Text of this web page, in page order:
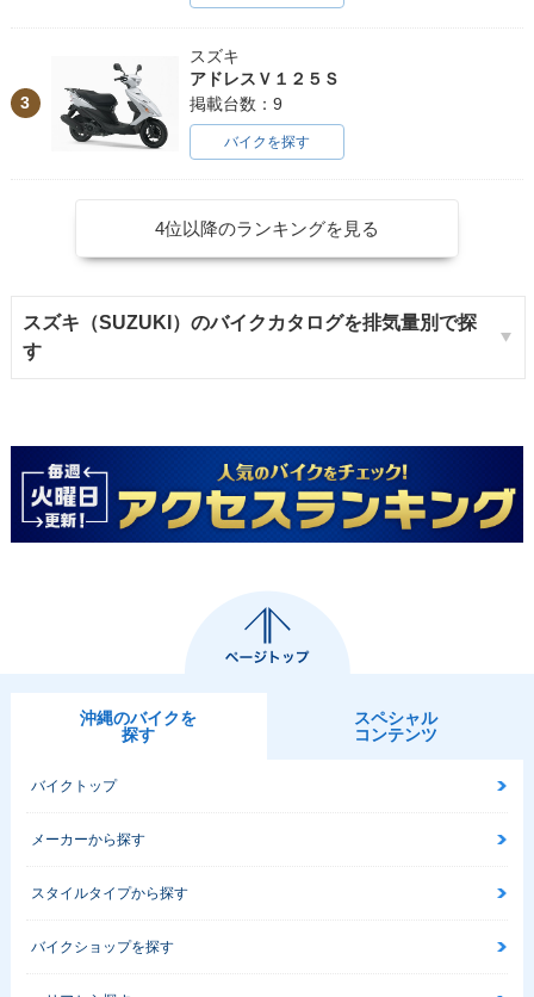
3
スズキ
アドレスＶ１２５Ｓ
掲載台数：9
バイクを探す
4位以降のランキングを見る
スズキ（SUZUKI）のバイクカタログを排気量別で探
す
沖縄のバイクを
探す
スペシャル
コンテンツ
バイクトップ
メーカーから探す
スタイルタイプから探す
バイクショップを探す